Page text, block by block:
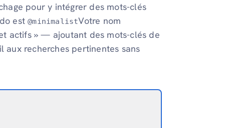
pour y intégrer des mots-clés
est@minimalistVotre nom
actifs » — ajoutant des mots-clés de
recherches pertinentes sans